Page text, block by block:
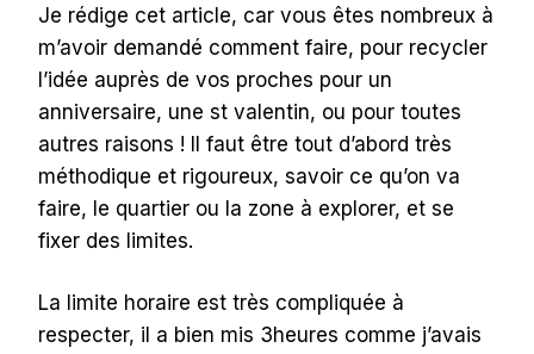
Je rédige cet article, car vous êtes nombreux à
m’avoir demandé comment faire, pour recycler
l’idée auprès de vos proches pour un
anniversaire, une st valentin, ou pour toutes
autres raisons ! Il faut être tout d’abord très
méthodique et rigoureux, savoir ce qu’on va
faire, le quartier ou la zone à explorer, et se
fixer des limites.
La limite horaire est très compliquée à
respecter, il a bien mis 3heures comme j’avais